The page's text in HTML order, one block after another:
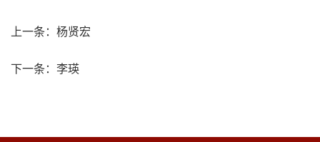
上一条： 杨贤宏
下一条： 李瑛